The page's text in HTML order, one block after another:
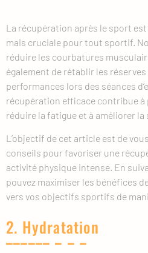
La récupération après le sport
mais cruciale pour tout sportif.
réduire les courbatures
également de rétablir les réserves
performances lors des séances
récupération efficace contribue à
réduire la fatigue et à améliorer la
L’objectif de cet article est de
conseils pour favoriser une
activité physique intense. En
pouvez maximiser les bénéfices
vers vos objectifs sportifs de
2. Hydratation